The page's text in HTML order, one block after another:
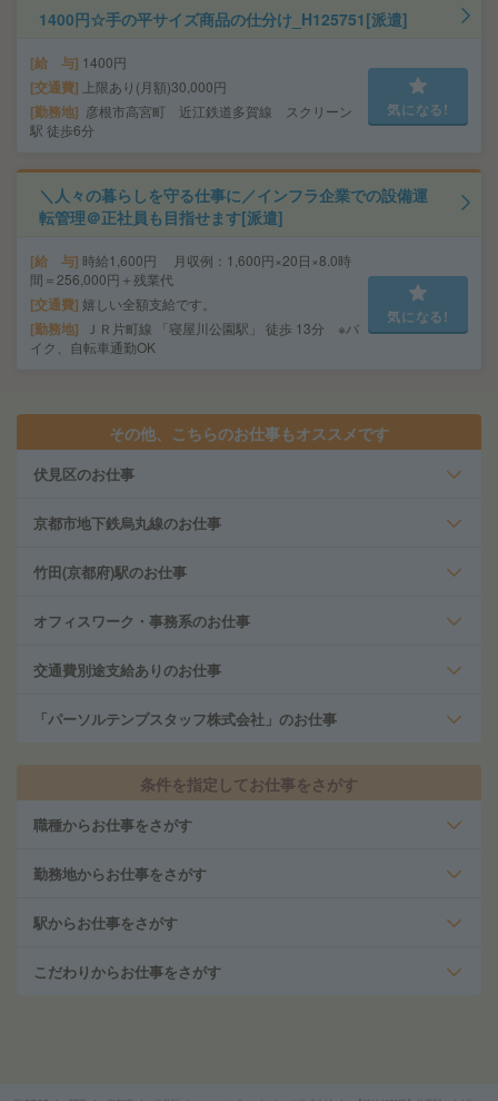
1400円☆手の平サイズ商品の仕分け_H125751[派遣]
給 与 1400円
交通費 上限あり(月額)30,000円
勤務地
彦根市高宮町 近江鉄道多賀線 スクリーン
駅 徒歩6分
気になる!
＼人々の暮らしを守る仕事に／インフラ企業での設備運
転管理＠正社員も目指せます[派遣]
給 与 時給1,600円 月収例：1,600円×20日×8.0時
間＝256,000円＋残業代
交通費 嬉しい全額支給です。
勤務地
ＪＲ片町線 「寝屋川公園駅」 徒歩 13分 ※バ
イク、自転車通勤OK
気になる!
その他、こちらのお仕事もオススメです
伏見区のお仕事
京都市地下鉄烏丸線のお仕事
竹田(京都府)駅のお仕事
オフィスワーク・事務系のお仕事
交通費別途支給ありのお仕事
「パーソルテンプスタッフ株式会社」のお仕事
条件を指定してお仕事をさがす
職種からお仕事をさがす
勤務地からお仕事をさがす
駅からお仕事をさがす
こだわりからお仕事をさがす